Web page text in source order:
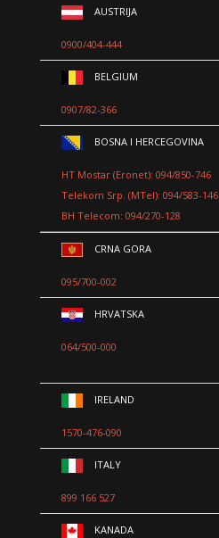
AUSTRIJA
0900/404-444
BELGIUM
0907/82-366
BOSNA I HERCEGOVINA
HT Mostar (Eronet): 094/850-746
Telekom Srp. (MTel): 094/583-146
BH Telecom: 094/270-128
CRNA GORA
095/700-002
HRVATSKA
064/500-000
IRELAND
1570-476-090
ITALY
899 166 527
KANADA